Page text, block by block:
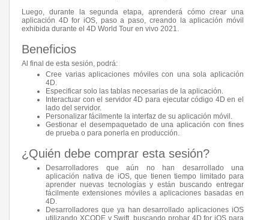
Luego, durante la segunda etapa, aprenderá cómo crear una
aplicación 4D for iOS, paso a paso, creando la aplicación móvil
exhibida durante el 4D World Tour en vivo 2021.
Beneficios
Al final de esta sesión, podrá:
Cree varias aplicaciones móviles con una sola aplicación
4D.
Especificar solo las tablas necesarias de la aplicación.
Interactuar con el servidor 4D para ejecutar código 4D en el
lado del servidor.
Personalizar fácilmente la interfaz de su aplicación móvil.
Gestionar el desempaquetado de una aplicación con fines
de prueba o para ponerla en producción.
¿Quién debe comprar esta sesión?
Desarrolladores que aún no han desarrollado una
aplicación nativa de iOS, que tienen tiempo limitado para
aprender nuevas tecnologías y están buscando entregar
fácilmente extensiones móviles a aplicaciones basadas en
4D.
Desarrolladores que ya han desarrollado aplicaciones iOS
utilizando XCODE y Swift, buscando probar 4D for iOS para